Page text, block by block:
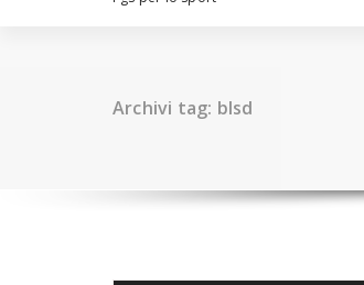
Archivi tag: blsd